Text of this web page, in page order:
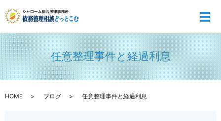
メ
任意整理事件と経過利息
HOME ブログ 任意整理事件と経過利息